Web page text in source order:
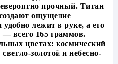
прочный. Титан
ощущение
лежит в руке, а его
— всего 165 граммов.
цветах: космический
золотой и небесно-